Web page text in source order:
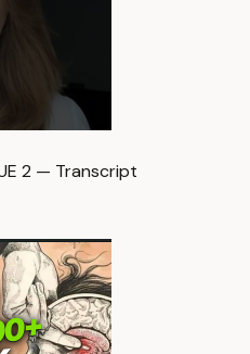
2 — Transcript